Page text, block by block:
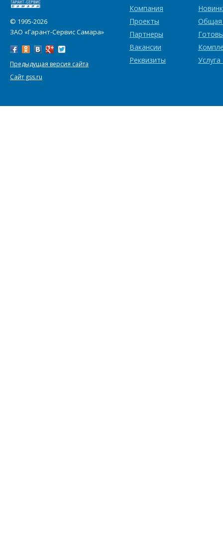
© 1995-2026
ЗАО «Гарант-Сервис Самара»
Предыдущая версия сайта
Сайт gss.ru
Компания
Проекты
Партнеры
Вакансии
Реквизиты
Общая